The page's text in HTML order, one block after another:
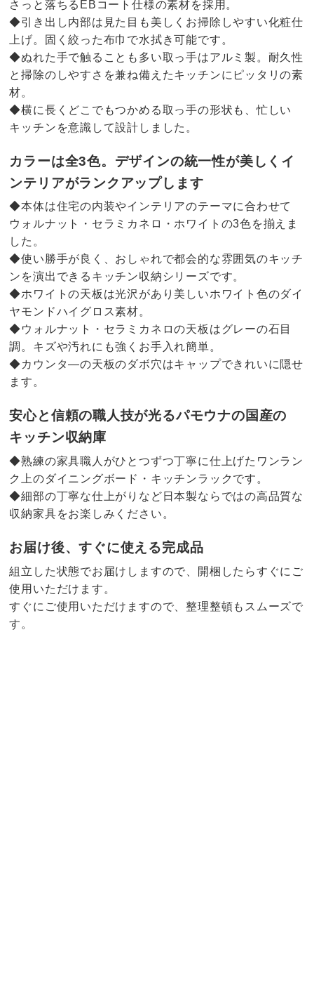
さっと落ちるEBコート仕様の素材を採用。
◆引き出し内部は見た目も美しくお掃除しやすい化粧仕
上げ。固く絞った布巾で水拭き可能です。
◆ぬれた手で触ることも多い取っ手はアルミ製。耐久性
と掃除のしやすさを兼ね備えたキッチンにピッタリの素
材。
◆横に長くどこでもつかめる取っ手の形状も、忙しい
キッチンを意識して設計しました。
カラーは全3色。デザインの統一性が美しくイ
ンテリアがランクアップします
◆本体は住宅の内装やインテリアのテーマに合わせて
ウォルナット・セラミカネロ・ホワイトの3色を揃えま
した。
◆使い勝手が良く、おしゃれで都会的な雰囲気のキッチ
ンを演出できるキッチン収納シリーズです。
◆ホワイトの天板は光沢があり美しいホワイト色のダイ
ヤモンドハイグロス素材。
◆ウォルナット・セラミカネロの天板はグレーの石目
調。キズや汚れにも強くお手入れ簡単。
◆カウンタ―の天板のダボ穴はキャップできれいに隠せ
ます。
安心と信頼の職人技が光るパモウナの国産の
キッチン収納庫
◆熟練の家具職人がひとつずつ丁寧に仕上げたワンラン
ク上のダイニングボード・キッチンラックです。
◆細部の丁寧な仕上がりなど日本製ならではの高品質な
収納家具をお楽しみください。
お届け後、すぐに使える完成品
組立した状態でお届けしますので、開梱したらすぐにご
使用いただけます。
すぐにご使用いただけますので、整理整頓もスムーズで
す。